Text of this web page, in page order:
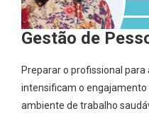
Gestão de
Preparar o profissional
intensificam o
ambiente de trabalho